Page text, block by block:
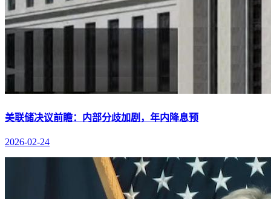
美联储决议前瞻：内部分歧加剧，年内降息预
2026-02-24